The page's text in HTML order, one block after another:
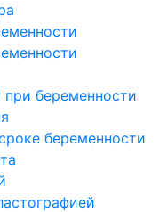
беременности
беременности